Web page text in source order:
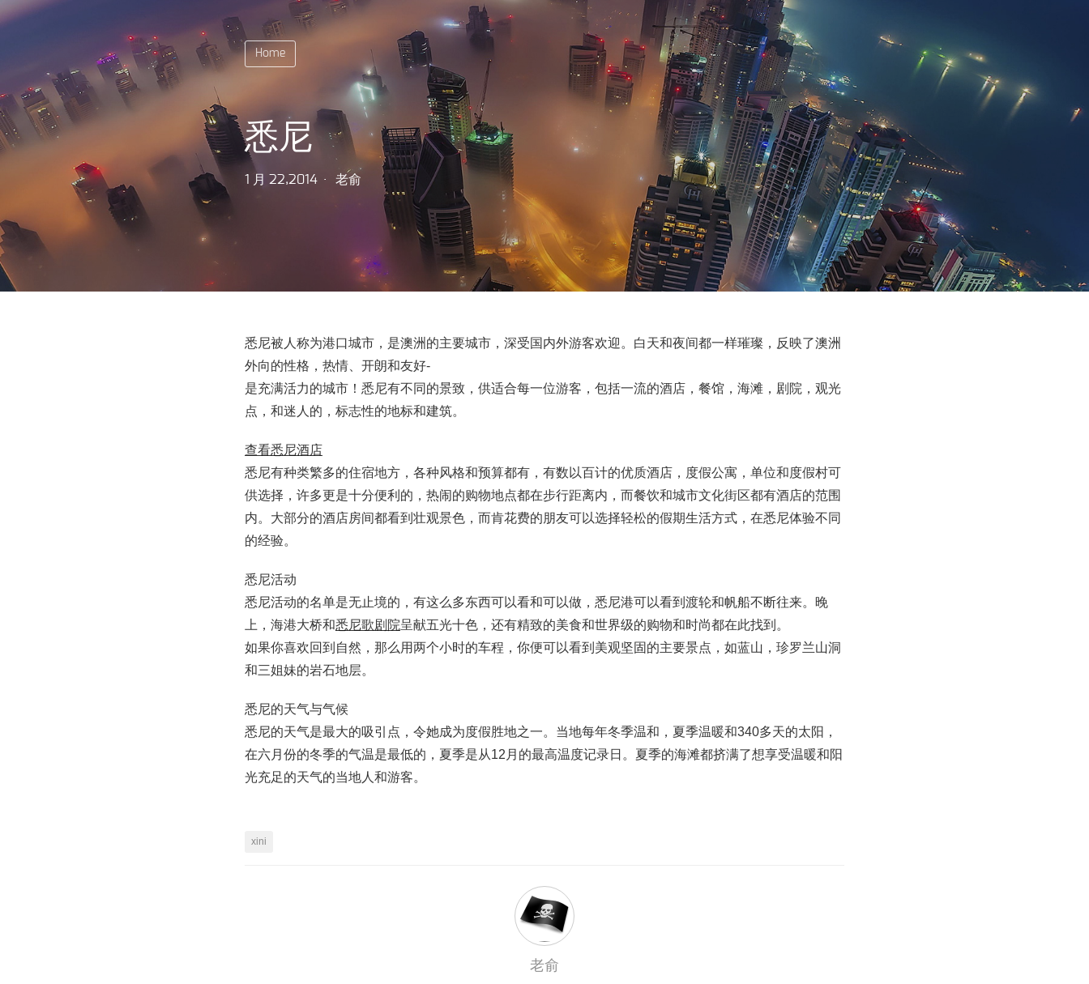
Home
悉尼
1 月 22,2014 老俞
悉尼被人称为港口城市，是澳洲的主要城市，深受国内外游客欢迎。白天和夜间都一样璀璨，反映了澳洲
外向的性格，热情、开朗和友好-
是充满活力的城市！悉尼有不同的景致，供适合每一位游客，包括一流的酒店，餐馆，海滩，剧院，观光
点，和迷人的，标志性的地标和建筑。
查看悉尼酒店
悉尼有种类繁多的住宿地方，各种风格和预算都有，有数以百计的优质酒店，度假公寓，单位和度假村可
供选择，许多更是十分便利的，热闹的购物地点都在步行距离内，而餐饮和城市文化街区都有酒店的范围
内。大部分的酒店房间都看到壮观景色，而肯花费的朋友可以选择轻松的假期生活方式，在悉尼体验不同
的经验。
悉尼活动
悉尼活动的名单是无止境的，有这么多东西可以看和可以做，悉尼港可以看到渡轮和帆船不断往来。晚
上，海港大桥和悉尼歌剧院呈献五光十色，还有精致的美食和世界级的购物和时尚都在此找到。
如果你喜欢回到自然，那么用两个小时的车程，你便可以看到美观坚固的主要景点，如蓝山，珍罗兰山洞
和三姐妹的岩石地层。
悉尼的天气与气候
悉尼的天气是最大的吸引点，令她成为度假胜地之一。当地每年冬季温和，夏季温暖和340多天的太阳，
在六月份的冬季的气温是最低的，夏季是从12月的最高温度记录日。夏季的海滩都挤满了想享受温暖和阳
光充足的天气的当地人和游客。
xini
老俞